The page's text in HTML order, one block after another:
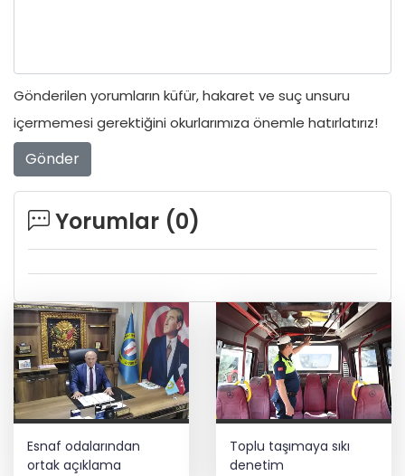
Gönderilen yorumların küfür, hakaret ve suç unsuru
içermemesi gerektiğini okurlarımıza önemle hatırlatırız!
Gönder
Yorumlar (0)
Esnaf odalarından
ortak açıklama
Toplu taşımaya sıkı
denetim